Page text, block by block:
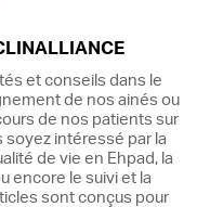
et conseils dans le
de nos ainés ou
de nos patients sur
soyez intéressé par la
de vie en Ehpad, la
encore le suivi et la
sont conçus pour